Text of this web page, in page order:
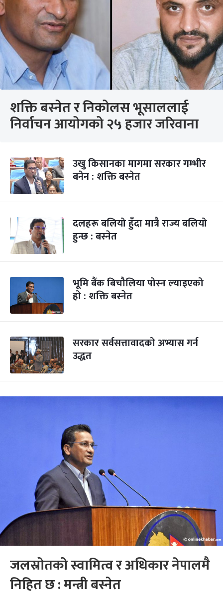
शक्ति बस्नेत र निकोलस भूसाललाई
निर्वाचन आयोगको २५ हजार जरिवाना
उखु किसानका मागमा सरकार गम्भीर
बनेन : शक्ति बस्नेत
दलहरू बलियो हुँदा मात्रै राज्य बलियो
हुन्छ : बस्नेत
भूमि बैंक बिचौलिया पोस्न ल्याइएको
हो : शक्ति बस्नेत
सरकार सर्वसत्तावादको अभ्यास गर्न
उद्धत
जलस्रोतको स्वामित्व र अधिकार नेपालमै
निहित छ : मन्त्री बस्नेत